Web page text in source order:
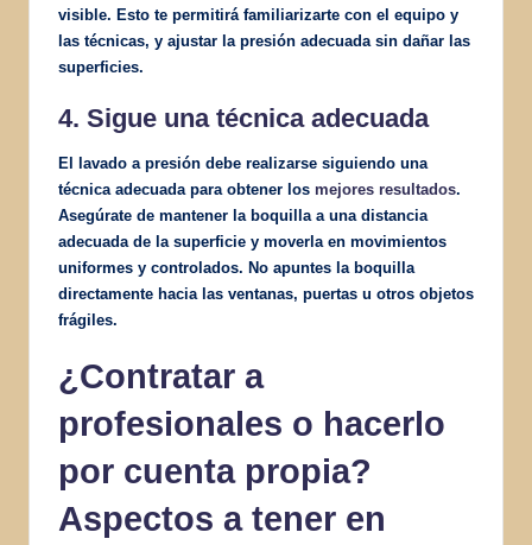
visible. Esto te permitirá familiarizarte con el equipo y
las técnicas, y ajustar la presión adecuada sin dañar las
superficies.
4. Sigue una técnica adecuada
El lavado a presión debe realizarse siguiendo una
técnica adecuada para obtener los mejores resultados.
Asegúrate de mantener la boquilla a una distancia
adecuada de la superficie y moverla en movimientos
uniformes y controlados. No apuntes la boquilla
directamente hacia las ventanas, puertas u otros objetos
frágiles.
¿Contratar a
profesionales o hacerlo
por cuenta propia?
Aspectos a tener en